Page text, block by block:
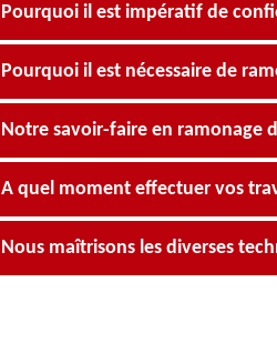
Pourquoi il est impératif de
Pourquoi il est nécessaire de
Notre savoir-faire en ramonage
A quel moment effectuer vos
Nous maîtrisons les diverses